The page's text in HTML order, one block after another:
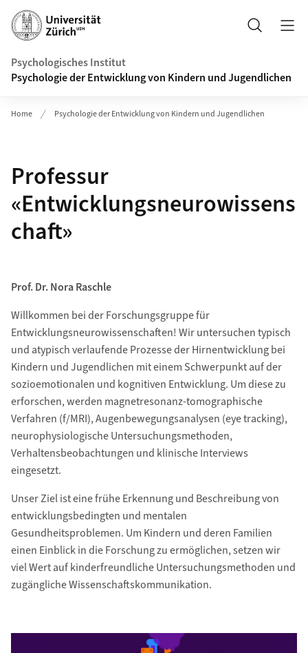
Header
Suche
Psychologisches Institut
Psychologie der Entwicklung von Kindern und Jugendlichen
Home Psychologie der Entwicklung von Kindern und Jugendlichen
Professur
«Entwicklungsneurowissens
chaft»
Prof. Dr. Nora Raschle
Willkommen bei der Forschungsgruppe für
Entwicklungsneurowissenschaften! Wir untersuchen typisch
und atypisch verlaufende Prozesse der Hirnentwicklung bei
Kindern und Jugendlichen mit einem Schwerpunkt auf der
sozioemotionalen und kognitiven Entwicklung. Um diese zu
erforschen, werden magnetresonanz-tomographische
Verfahren (f/MRI), Augenbewegungsanalysen (eye tracking),
neurophysiologische Untersuchungsmethoden,
Verhaltensbeobachtungen und klinische Interviews
eingesetzt.
Unser Ziel ist eine frühe Erkennung und Beschreibung von
entwicklungsbedingten und mentalen
Gesundheitsproblemen. Um Kindern und deren Familien
einen Einblick in die Forschung zu ermöglichen, setzen wir
viel Wert auf kinderfreundliche Untersuchungsmethoden und
zugängliche Wissenschaftskommunikation.